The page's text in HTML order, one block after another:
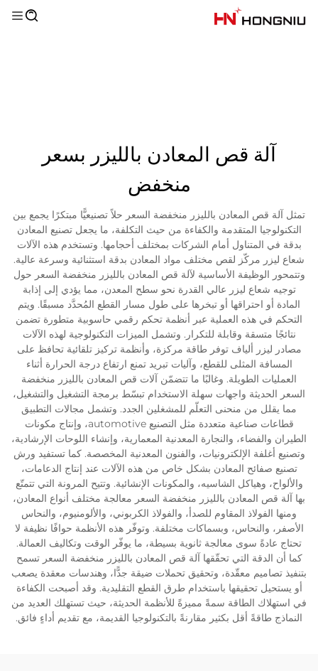
آلة قص المعادن بالليزر بسعر
منخفض
تمثل آلة قص المعادن بالليزر منخفضة السعر حلاً تصنيعيًّا مبتكرًا يجمع بين
التكنولوجيا المتقدمة والكفاءة من حيث التكلفة، ما يجعل تصنيع المعادن
بدقة في المتناول أمام الشركات بمختلف أحجامها. وتستخدم هذه الآلات
شعاع ليزر مركّز لقص مختلف مواد المعادن بدقة استثنائية وسرعة عالية.
وتتمحور الوظيفة الأساسية لآلة قص المعادن بالليزر منخفضة السعر حول
توجيه شعاع ليزر عالي القدرة نحو سطح المعدن، مما يؤدي إلى إذابة
المادة أو احتراقها أو تبخرها على طول مسار القطع المُحدَّد مسبقًا. ويتم
التحكم في هذه العملية عبر أنظمة تحكم رقمي حاسوبية متطورة تضمن
نتائجًا متسقة وقابلة للتكرار. وتشمل الميزات التكنولوجية لهذه الآلات
مصادر ليزر ألياف توفر طاقة مركزة، وأنظمة تركيز تلقائية تحافظ على
المسافة المثلى للقطع، وآليات تبريد تمنع ارتفاع درجة الحرارة أثناء
العمليات الطويلة. وغالبًا ما تتضمّن آلات قص المعادن بالليزر منخفضة
السعر الحديثة واجهات سهلة الاستخدام تبسّط برمجة التشغيل والتشغيل،
مما يقلل من منحنى التعلّم للمشغلين الجدد. وتشمل مجالات التطبيق
قطاعات صناعية متعددة مثل التصنيع automotive، وإنتاج مكونات
الطيران والفضاء، والنجارة المعدنية المعمارية، وإنشاء اللوحات الإرشادية،
وتصنيع أغلفة الإلكترونيات، والفنون المعدنية المخصصة. كما تستفيد ورش
تصنيع صفائح المعادن بشكل خاص من هذه الآلات عند إنتاج الدعامات،
والألواح، وهياكل الشاسيه، والمكونات الإنشائية. وتتيح المرونة التي تتمتّع
بها آلة قص المعادن بالليزر منخفضة السعر معالجة مختلف أنواع المعادن،
ومنها الفولاذ المقاوم للصدأ، والفولاذ الكربوني، والألومنيوم، والنحاس
الأصفر، والنحاس، وبسماكات مختلفة. وتوفّر هذه الأنظمة حوافًا نظيفة لا
تحتاج عادةً سوى معالجة ثانوية بسيطة، ما يوفّر الوقت وتكاليف العمالة.
كما أن الدقة التي تحقّقها آلة قص المعادن بالليزر منخفضة السعر تسمح
بتنفيذ تصاميم معقّدة، وتحقيق تحملات ضيقة جدًّا، وهندسات معقدة يصعب
أو يستحيل تحقيقها باستخدام طرق القطع التقليدية. وقد أصبحت الكفاءة
في استهلاك الطاقة سمةً مميزةً للأنظمة الحديثة، حيث تستهلك العديد من
النماذج طاقةً أقل بكثير مقارنةً بالتكنولوجيا القديمة، مع تقديم أداءٍ فائق.